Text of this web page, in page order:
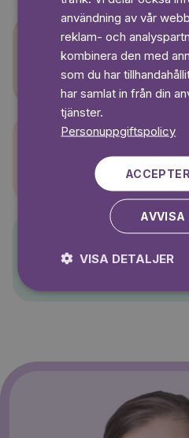
Sagasagor
Super-Charlie
Pelle Svanslös
användning av vår
reklam- och
kombinera den med
som du har
har samlat in från din
tjänster.
Personuppgiftspolicy
AVVISA
VISA DETALJER